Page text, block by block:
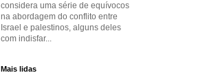
considera uma série de equívocos
na abordagem do conflito entre
Israel e palestinos, alguns deles
com indisfar...
Mais lidas